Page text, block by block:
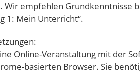
Wir empfehlen Grundkenntnisse
1: Mein Unterricht“.
Online-Veranstaltung mit der
basierten Browser. Sie